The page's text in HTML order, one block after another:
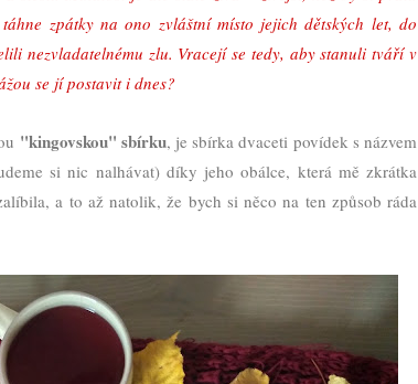
zpátky na ono zvláštní místo jejich dětských let, do
nezvladatelnému zlu. Vracejí se tedy, aby stanuli tváří v
se jí postavit i dnes?
"kingovskou" sbírku, je sbírka dvaceti povídek s názvem
si nic nalhávat) díky jeho obálce, která mě zkrátka
a to až natolik, že bych si něco na ten způsob ráda